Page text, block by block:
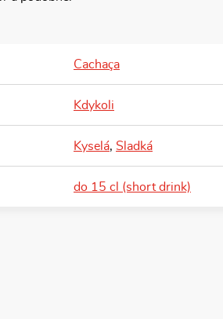
Cachaça
Kdykoli
Kyselá, Sladká
do 15 cl (short drink)